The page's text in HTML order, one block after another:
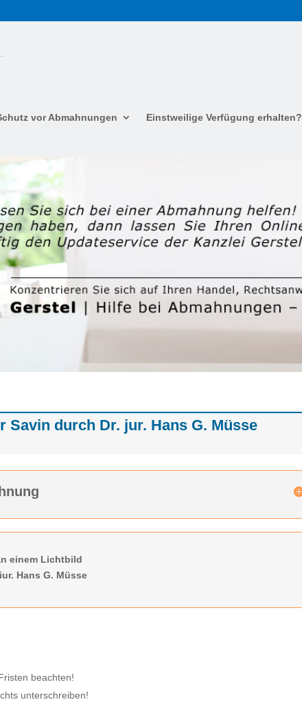
vor Abmahnungen Einstweilige Verfügung erhalten?
Savin durch Dr. jur. Hans G. Müsse
einem Lichtbild
Hans G. Müsse
beachten!
unterschreiben!